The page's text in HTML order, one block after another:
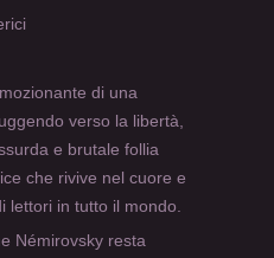
di una
verso la libertà,
e brutale follia
che rivive nel cuore e
lettori in tutto il mondo.
Némirovsky resta